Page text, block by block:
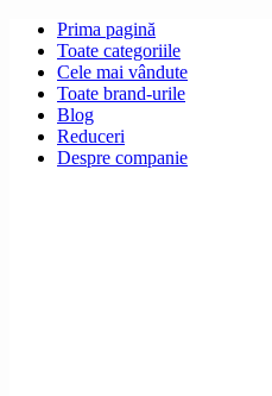
Prima pagină
Toate categoriile
Cele mai vândute
Toate brand-urile
Blog
Reduceri
Despre companie